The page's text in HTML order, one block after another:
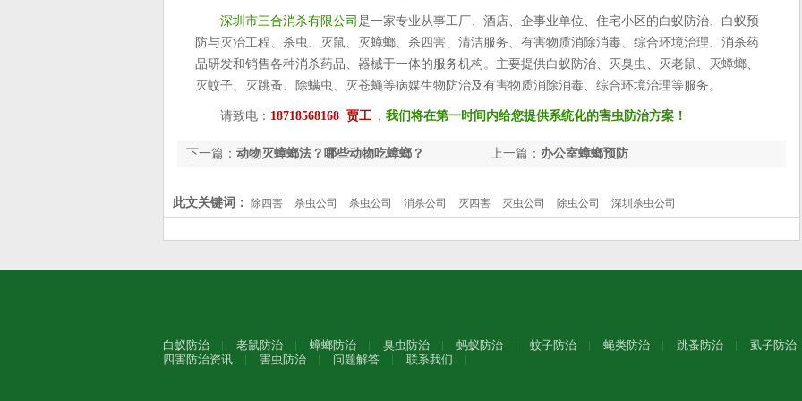
深圳市三合消杀有限公司 是一家专业从事工厂、酒店、企事业单位、住宅小区的白蚁防治、白蚁预
防与灭治工程、杀虫、灭鼠、灭蟑螂、杀四害、清洁服务、有害物质消除消毒、综合环境治理、消杀药
品研发和销售各种消杀药品、器械于一体的服务机构。主要提供白蚁防治、灭臭虫、灭老鼠、灭蟑螂、
灭蚊子、灭跳蚤、除螨虫、灭苍蝇等病媒生物防治及有害物质消除消毒、综合环境治理等服务。
请致电： 18718568168 贾工 ， 我们将在第一时间内给您提供系统化的害虫防治方案！
上一篇： 办公室蟑螂预防
下一篇： 动物灭蟑螂法？哪些动物吃蟑螂？
此文关键词： 除四害 杀虫公司 杀虫公司 消杀公司 灭四害 灭虫公司 除虫公司 深圳杀虫公司
白蚁防治 老鼠防治 蟑螂防治 臭虫防治 蚂蚁防治 蚊子防治 蝇类防治 跳蚤防治 虱子防治
四害防治资讯
害虫防治 问题解答 联系我们